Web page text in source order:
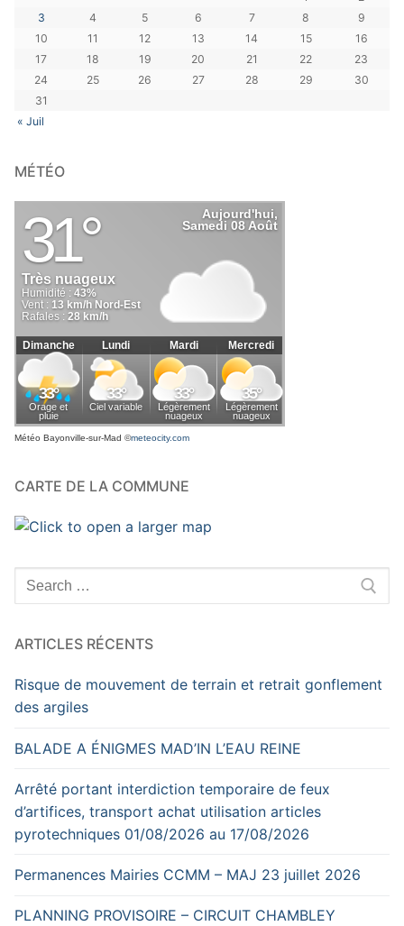
« Juil
3
4 5 6 7 8
9
10
11 12 13 14 15
16
17
18 19 20 21 22
23
24
25 26 27 28 29
30
31
MÉTÉO
Météo Bayonville-sur-Mad ©meteocity.com
CARTE DE LA COMMUNE
Rechercher
:
ARTICLES RÉCENTS
Risque de mouvement de terrain et retrait gonflement
des argiles
BALADE A ÉNIGMES MAD’IN L’EAU REINE
Arrêté portant interdiction temporaire de feux
d’artifices, transport achat utilisation articles
pyrotechniques 01/08/2026 au 17/08/2026
Permanences Mairies CCMM – MAJ 23 juillet 2026
PLANNING PROVISOIRE – CIRCUIT CHAMBLEY